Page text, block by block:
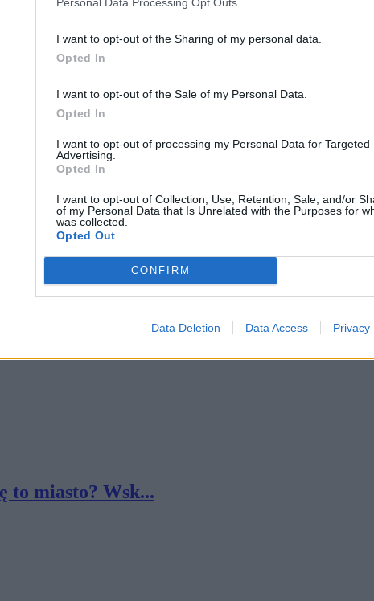
I want to opt-out of the Sharing of my personal data.
Opted In
I want to opt-out of the Sale of my Personal Data.
Opted In
I want to opt-out of processing my Personal Data for Targeted
Advertising.
Opted In
I want to opt-out of Collection, Use, Retention, Sale, and/or
of my Personal Data that Is Unrelated with the Purposes for
was collected.
Opted Out
CONFIRM
Data Deletion Data Access Privacy
najlepsi ...
to miasto? Wsk...